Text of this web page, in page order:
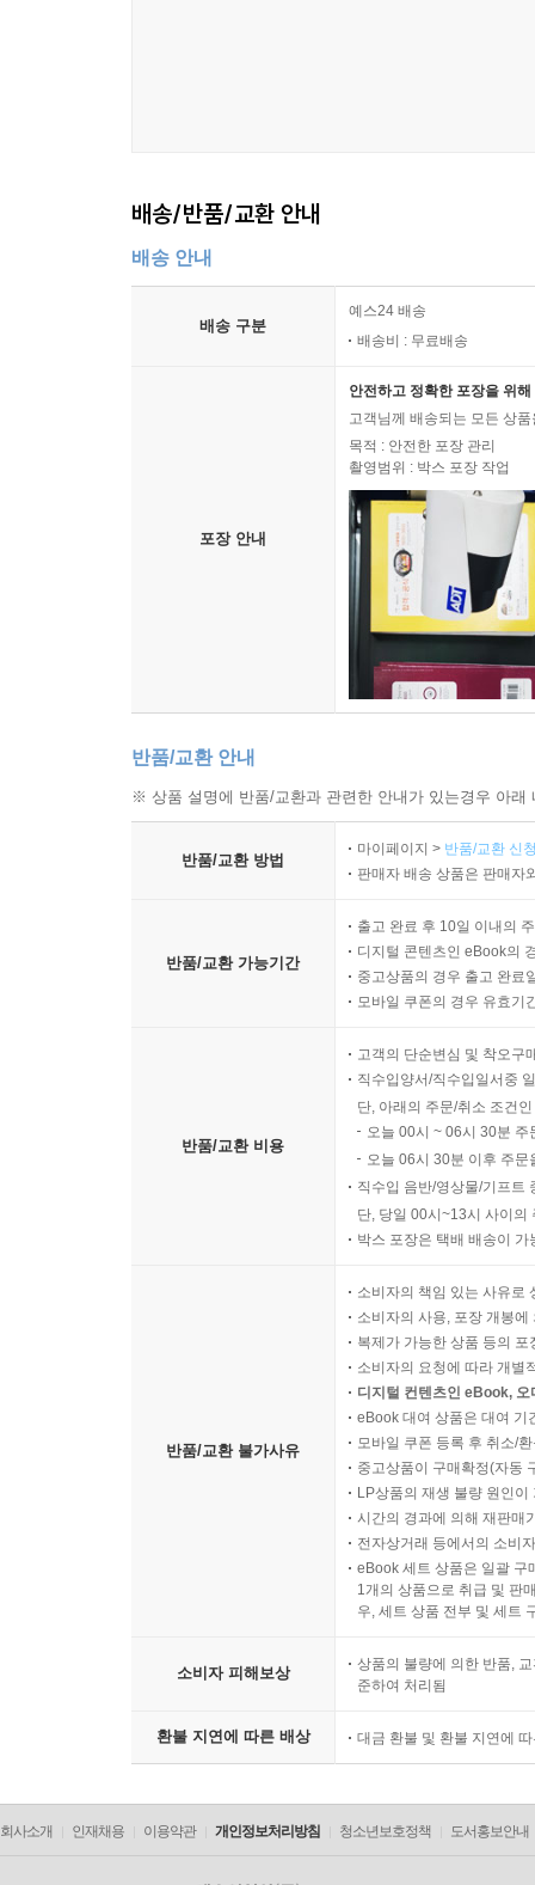
방법을 찾고 있다. 〈스타워즈〉 시리즈의 팬이
아마도 미래의 기술을 더욱 발전시키는 데 영감
전략을 바탕으로 해서 여러 생물에 영감을 받은 접
90여 장의 진귀한 곤충 사진들이
박물관에 온 듯 이야기에 상상력을 더해주다!
이 책은 수백 년 전 과거부터 현재에 이르기까지
틈 없게 만들어준다. 그것은 저자가 곤충학자이
닭의 눈꺼풀 안에 촘촘히 박혀 있는 벼룩, 자기
집어넣은 수십 마리의 노랑초파리, 사체 안에 들
살아 있는 듯 색감이 선명한 모르포나비, 사육
채집 상자 등등 기괴하고 독특하고 아름다운 시
어디서도 볼 수 없는 90여 장에 이르는 진귀한
“내가 노리치 캐슬 박물관을 방문한 날 워터
남아메리카에서 온 날개가 아름답고 찬란한 표본
지금 여러분이 지금껏 본 생물 표본 가운데 가
것이 없었다. (…) 평생 진지한 과학자였을 뿐만 아
배송/반품/교환 안내
배송 안내
배송 구분
예스24 배송
배송비 : 무료배송
포장 안내
안전하고 정확한 포장을 위
고객님께 배송되는 모든 상
목적 : 안전한 포장 관리
촬영범위 : 박스 포장 작업
반품/교환 안내
※ 상품 설명에 반품/교환과 관련한 안내가 있는경우 아
반품/교환 방법
마이페이지 > 반품/교환 신
판매자 배송 상품은 판매자
반품/교환 가능기간
출고 완료 후 10일 이내의
디지털 콘텐츠인 eBook의
중고상품의 경우 출고 완료
모바일 쿠폰의 경우 유효기
반품/교환 비용
고객의 단순변심 및 착오구
직수입양서/직수입일서중
단, 아래의 주문/취소 조건
오늘 00시 ~ 06시 30분
오늘 06시 30분 이후 주
직수입 음반/영상물/기프트
단, 당일 00시~13시 사이의
박스 포장은 택배 배송이
반품/교환 불가사유
소비자의 책임 있는 사유로
소비자의 사용, 포장 개봉
복제가 가능한 상품 등의
소비자의 요청에 따라 개별
디지털 컨텐츠인 eBook,
eBook 대여 상품은 대여 기
모바일 쿠폰 등록 후 취소/
중고상품이 구매확정(자동
LP상품의 재생 불량 원인
시간의 경과에 의해 재판매
전자상거래 등에서의 소비
eBook 세트 상품은 일괄 구
1개의 상품으로 취급 및 판
우, 세트 상품 전부 및 세트
소비자 피해보상
상품의 불량에 의한 반품,
준하여 처리됨
환불 지연에 따른 배상 대금 환불 및 환불 지연에
회사소개 인재채용 이용약관 개인정보처리방침 청소년보호정책 도서홍보안내